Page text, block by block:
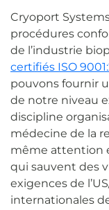
Cryoport
procédures
de l’industrie
certifiés ISO
pouvons fournir
de notre niveau
discipline
médecine de la
même attention
qui sauvent des
exigences de
internationales